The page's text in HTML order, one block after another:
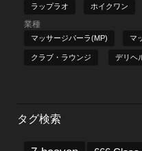
ラップラオ ホイクワン
業種
マッサージパーラ(MP) マ
クラブ・ラウンジ デリヘ
タグ検索